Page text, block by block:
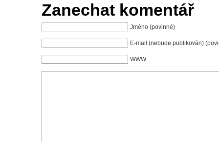
Zanechat komentář
Jméno (povinné)
E-mail (nebude publikován)
WWW